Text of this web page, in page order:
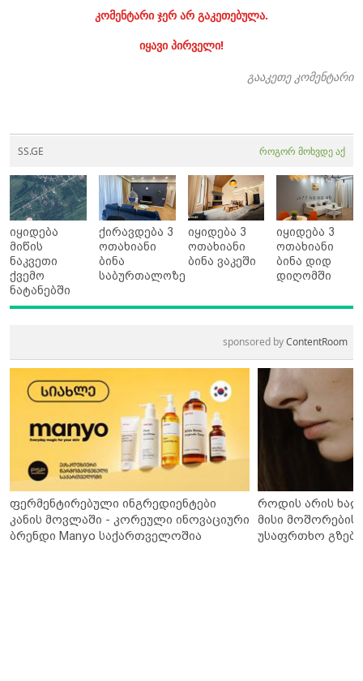
კომენტარი ჯერ არ გაკეთებულა.
იყავი პირველი!
გააკეთე კომენტარი
SS.GE როგორ მოხვდე აქ
იყიდება
მიწის
ნაკვეთი
ქვემო
ნატანებში
ქირავდება 3
ოთახიანი
ბინა
საბურთალოზე
იყიდება 3
ოთახიანი
ბინა ვაკეში
იყიდება 3
ოთახიანი
ბინა დიდ
დიღომში
sponsored byContentRoom
ფერმენტირებული ინგრედიენტები
კანის მოვლაში - კორეული ინოვაციური
ბრენდი Manyo საქართველოშია
როდის არის
მისი მოშორების
უსაფრთხო გზები